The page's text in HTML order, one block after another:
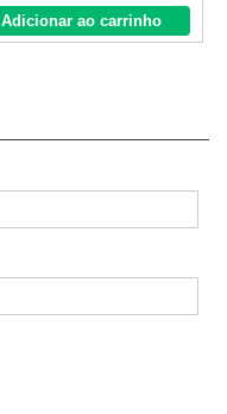
Adicionar ao carrinho